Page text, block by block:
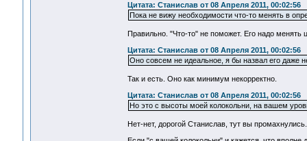
Цитата: Станислав от 08 Апреля 2011, 00:02:56
Пока не вижу необходимости что-то менять в
Правильно. "Что-то" не поможет. Его надо менять
Цитата: Станислав от 08 Апреля 2011, 00:02:56
Оно совсем не идеальное, я бы назвал его даже
Так и есть. Оно как минимум некорректно.
Цитата: Станислав от 08 Апреля 2011, 00:02:56
Но это с высоты моей колокольни, на вашем
Нет-нет, дорогой Станислав, тут вы